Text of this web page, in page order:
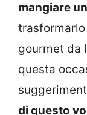
mangiare
trasformarlo
gourmet da
questa
di questo